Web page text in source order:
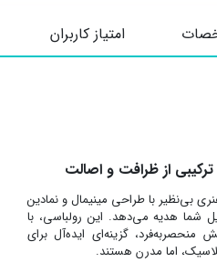
امتیاز کاربران
از ظرافت و اصالت
بی‌نظیر با طراحی مینیمال و نمادین
شما هدیه می‌دهد. این رولباسی، با
گزینه‌ای ایده‌آل برای
اما مدرن هستند.